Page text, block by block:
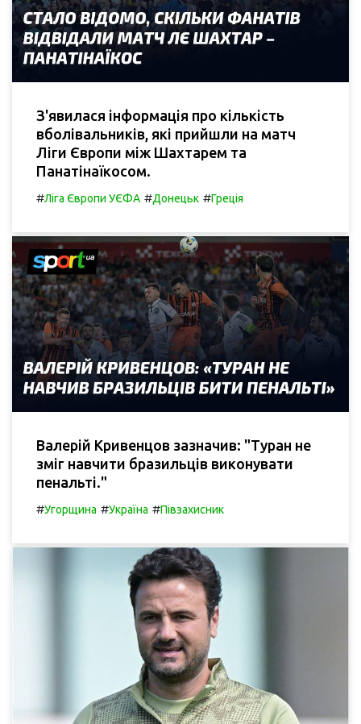
З'явилася інформація про кількість
вболівальників, які прийшли на матч
Ліги Європи між Шахтарем та
Панатінаїкосом.
#Ліга Європи УЄФА #Донецьк #Греція
Валерій Кривенцов зазначив: "Туран не
зміг навчити бразильців виконувати
пенальті."
#Угорщина #Україна #Півзахисник